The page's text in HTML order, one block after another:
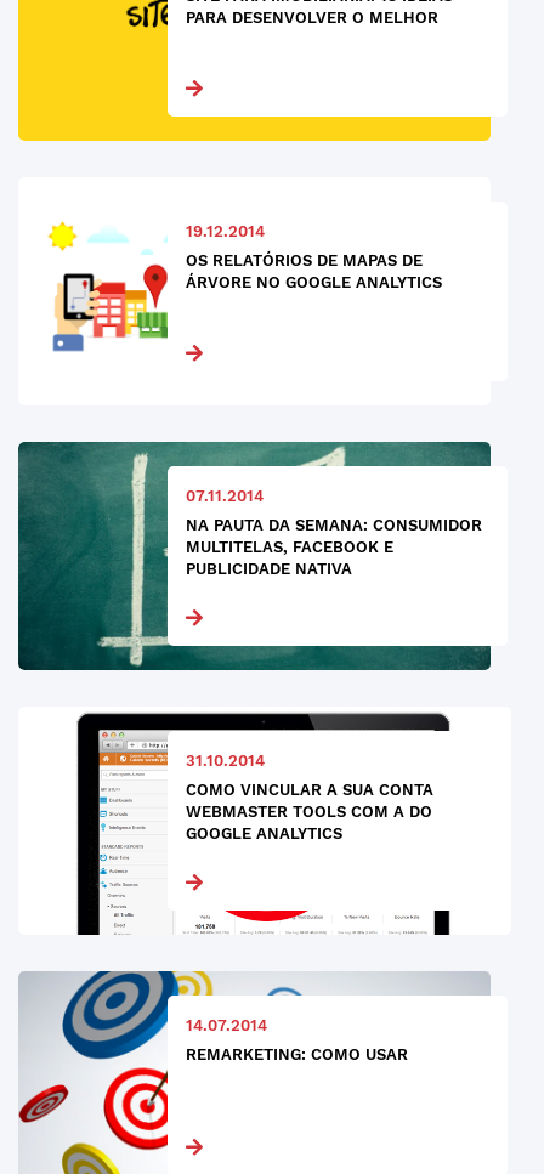
PARA DESENVOLVER O MELHOR
19.12.2014
OS RELATÓRIOS DE MAPAS DE
ÁRVORE NO GOOGLE ANALYTICS
07.11.2014
NA PAUTA DA SEMANA: CONSUMIDOR
MULTITELAS, FACEBOOK E
PUBLICIDADE NATIVA
31.10.2014
COMO VINCULAR A SUA CONTA
WEBMASTER TOOLS COM A DO
GOOGLE ANALYTICS
14.07.2014
REMARKETING: COMO USAR